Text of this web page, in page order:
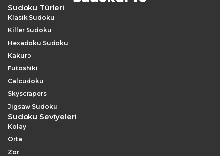
Sudoku Türleri
Klasik Sudoku
Killer Sudoku
Hexadoku Sudoku
Kakuro
Futoshiki
Calcudoku
Skyscrapers
Jigsaw Sudoku
Sudoku Seviyeleri
Kolay
Orta
Zor